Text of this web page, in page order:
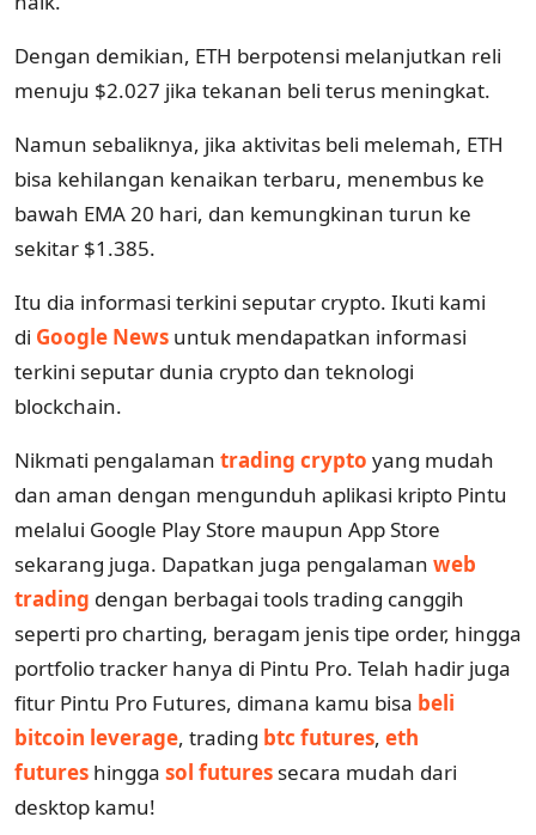
Dengan demikian, ETH berpotensi melanjutkan reli
menuju $2.027 jika tekanan beli terus meningkat.
Namun sebaliknya, jika aktivitas beli melemah, ETH
bisa kehilangan kenaikan terbaru, menembus ke
bawah EMA 20 hari, dan kemungkinan turun ke
sekitar $1.385.
Itu dia informasi terkini seputar crypto. Ikuti kami
di Google News untuk mendapatkan informasi
terkini seputar dunia crypto dan teknologi
blockchain.
Nikmati pengalaman trading crypto yang mudah
dan aman dengan mengunduh aplikasi kripto Pintu
melalui Google Play Store maupun App Store
sekarang juga. Dapatkan juga pengalaman web
trading dengan berbagai tools trading canggih
seperti pro charting, beragam jenis tipe order, hingga
portfolio tracker hanya di Pintu Pro. Telah hadir juga
fitur Pintu Pro Futures, dimana kamu bisa beli
bitcoin leverage, trading btc futures, eth
futures hingga sol futures secara mudah dari
desktop kamu!